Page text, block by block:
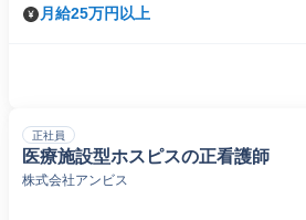
月給25万円以上
正社員
医療施設型ホスピスの正看護師
株式会社アンビス